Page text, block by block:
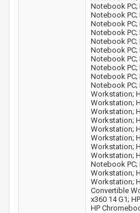
Notebook PC;
Notebook PC;
Notebook PC;
Notebook PC;
Notebook PC;
Notebook PC;
Notebook PC;
Notebook PC;
Notebook PC;
Notebook PC;
Workstation;
Workstation;
Workstation;
Workstation;
Workstation;
Workstation;
Workstation;
Workstation;
Notebook PC;
Workstation;
Workstation;
Convertible
x360 14 G1;
HP